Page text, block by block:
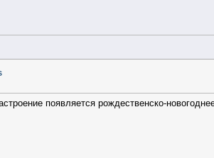
появляется рождественско-